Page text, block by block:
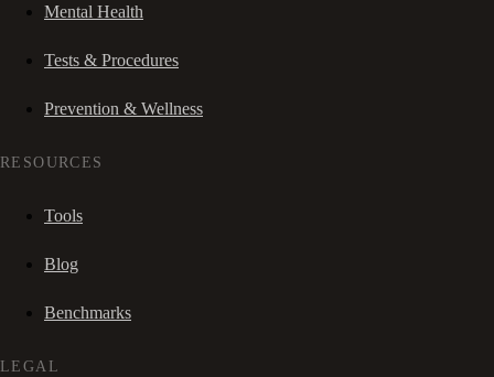
Mental Health
Tests & Procedures
Prevention & Wellness
RESOURCES
Tools
Blog
Benchmarks
LEGAL